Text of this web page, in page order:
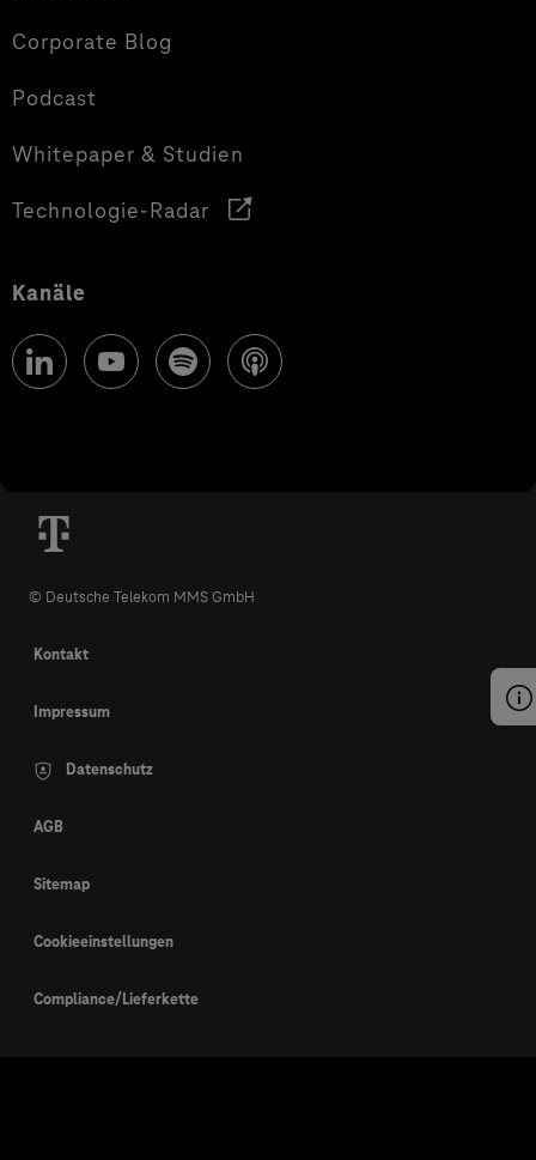
Corporate Blog
Podcast
Whitepaper & Studien
Technologie-Radar
Kanäle
© Deutsche Telekom MMS GmbH
Kontakt
Impressum
Datenschutz
AGB
Sitemap
Cookieeinstellungen
Compliance/Lieferkette